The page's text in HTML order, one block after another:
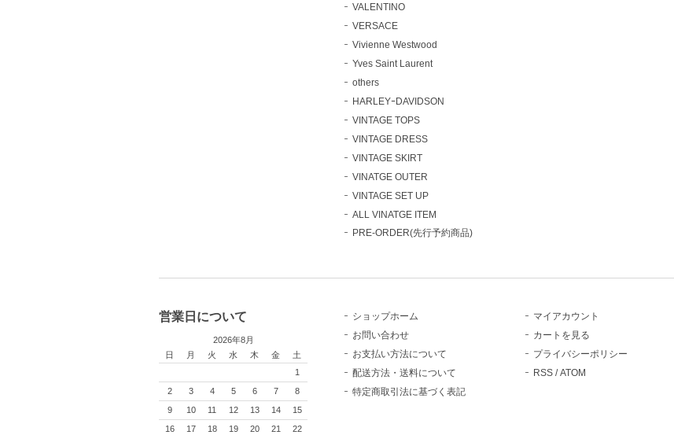
VALENTINO
VERSACE
Vivienne Westwood
Yves Saint Laurent
others
HARLEYｰDAVIDSON
VINTAGE TOPS
VINTAGE DRESS
VINTAGE SKIRT
VINATGE OUTER
VINTAGE SET UP
ALL VINATGE ITEM
PRE-ORDER(先行予約商品)
営業日について
2026年8月
日
月 火 水 木 金
土
1
2
3 4 5 6 7
8
9
10 11 12 13 14
15
16
17 18 19 20 21 22
ショップホーム
お問い合わせ
お支払い方法について
配送方法・送料について
特定商取引法に基づく表記
マイアカウント
カートを見る
プライバシーポリシー
RSS /ATOM